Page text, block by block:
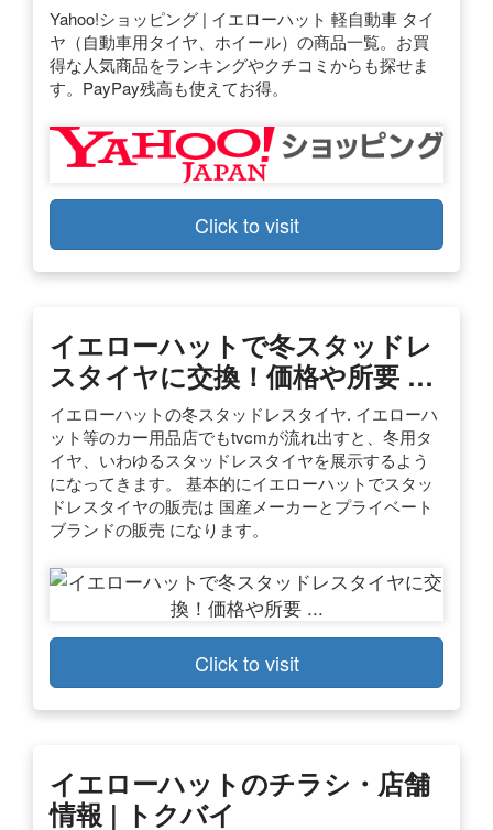
Yahoo!ショッピング | イエローハット 軽自動車 タイ
ヤ（自動車用タイヤ、ホイール）の商品一覧。お買
得な人気商品をランキングやクチコミからも探せま
す。PayPay残高も使えてお得。
Click to visit
イエローハットで冬スタッドレ
スタイヤに交換！価格や所要 …
イエローハットの冬スタッドレスタイヤ. イエローハ
ット等のカー用品店でもtvcmが流れ出すと、冬用タ
イヤ、いわゆるスタッドレスタイヤを展示するよう
になってきます。 基本的にイエローハットでスタッ
ドレスタイヤの販売は 国産メーカーとプライベート
ブランドの販売 になります。
Click to visit
イエローハットのチラシ・店舗
情報 | トクバイ